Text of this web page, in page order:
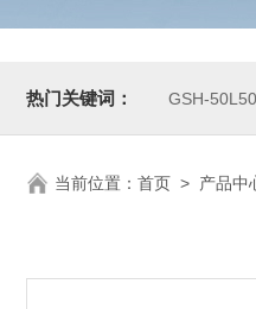
热门关键词： GSH-
当前位置： 首页 > 产品中